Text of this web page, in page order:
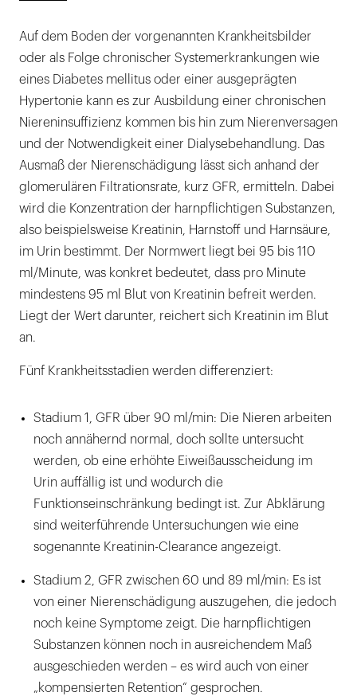
Auf dem Boden der vorgenannten Krankheitsbilder
oder als Folge chronischer Systemerkrankungen wie
eines Diabetes mellitus oder einer ausgeprägten
Hypertonie kann es zur Ausbildung einer chronischen
Niereninsuffizienz kommen bis hin zum Nierenversagen
und der Notwendigkeit einer Dialysebehandlung. Das
Ausmaß der Nierenschädigung lässt sich anhand der
glomerulären Filtrationsrate, kurz GFR, ermitteln. Dabei
wird die Konzentration der harnpflichtigen Substanzen,
also beispielsweise Kreatinin, Harnstoff und Harnsäure,
im Urin bestimmt. Der Normwert liegt bei 95 bis 110
ml/Minute, was konkret bedeutet, dass pro Minute
mindestens 95 ml Blut von Kreatinin befreit werden.
Liegt der Wert darunter, reichert sich Kreatinin im Blut
an.
Fünf Krankheitsstadien werden differenziert:
Stadium 1, GFR über 90 ml/min: Die Nieren arbeiten
noch annähernd normal, doch sollte untersucht
werden, ob eine erhöhte Eiweißausscheidung im
Urin auffällig ist und wodurch die
Funktionseinschränkung bedingt ist. Zur Abklärung
sind weiterführende Untersuchungen wie eine
sogenannte Kreatinin-Clearance angezeigt.
Stadium 2, GFR zwischen 60 und 89 ml/min: Es ist
von einer Nierenschädigung auszugehen, die jedoch
noch keine Symptome zeigt. Die harnpflichtigen
Substanzen können noch in ausreichendem Maß
ausgeschieden werden – es wird auch von einer
„kompensierten Retention“ gesprochen.